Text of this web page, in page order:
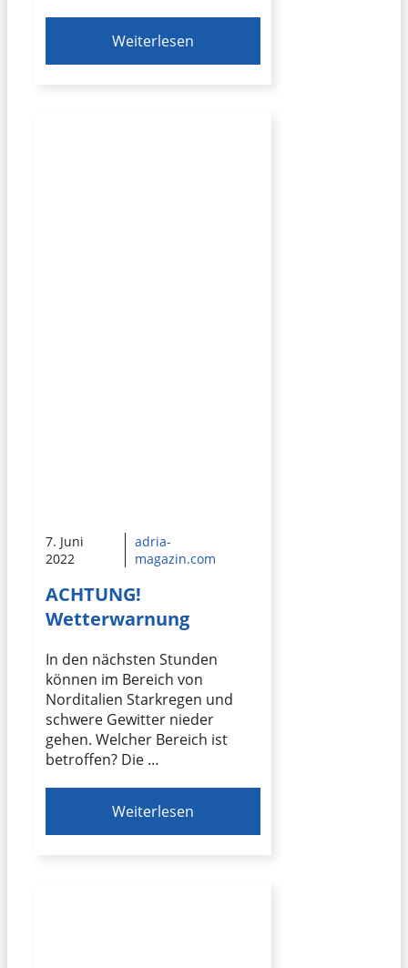
Weiterlesen
7. Juni
2022
adria-
magazin.com
ACHTUNG!
Wetterwarnung
In den nächsten Stunden
können im Bereich von
Norditalien Starkregen und
schwere Gewitter nieder
gehen. Welcher Bereich ist
betroffen? Die …
Weiterlesen